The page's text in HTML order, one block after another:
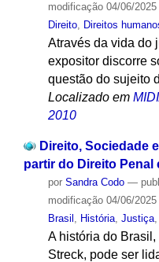
modificação04/06/2025
Direito, Direitos
Através da vida do
expositor discorre
questão do sujeito
Localizado em
2010
Direito, Sociedade
partir do Direito Penal
por Sandra Codo —
modificação04/06/2025
Brasil
História, Justiça,
A história do
Streck, pode ser